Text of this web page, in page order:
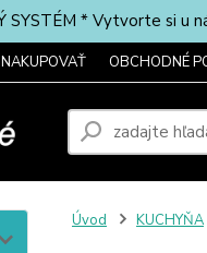
SYSTÉM * Vytvorte si u
OBCHODNÉ
Úvod KUCHYŇA